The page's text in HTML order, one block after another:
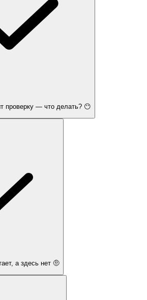
проверку — что делать? 😶
а здесь нет 🤨